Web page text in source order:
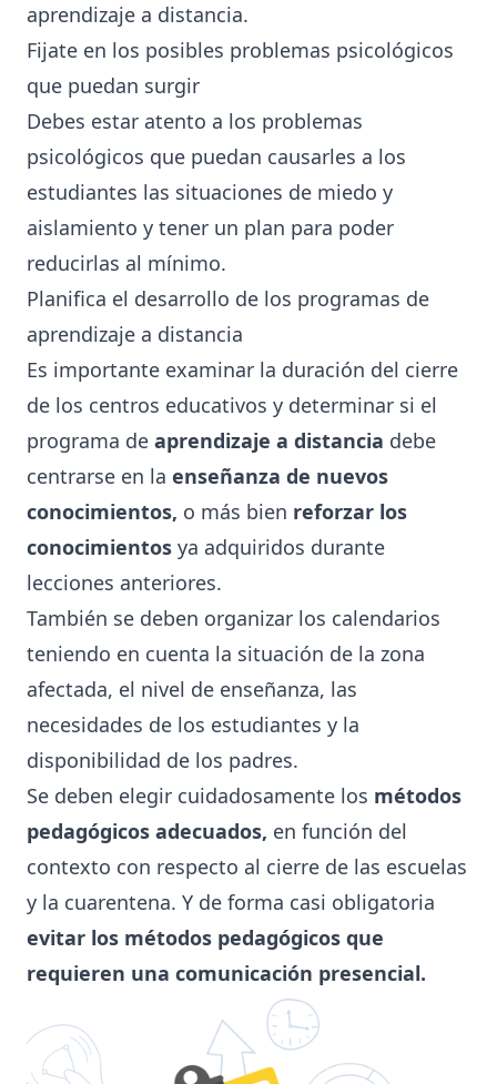
aprendizaje a distancia.
Fijate en los posibles problemas psicológicos
que puedan surgir
Debes estar atento a los problemas
psicológicos que puedan causarles a los
estudiantes las situaciones de miedo y
aislamiento y tener un plan para poder
reducirlas al mínimo.
Planifica el desarrollo de los programas de
aprendizaje a distancia
Es importante examinar la duración del cierre
de los centros educativos y determinar si el
programa de aprendizaje a distancia debe
centrarse en la enseñanza de nuevos
conocimientos, o más bien reforzar los
conocimientos ya adquiridos durante
lecciones anteriores.
También se deben organizar los calendarios
teniendo en cuenta la situación de la zona
afectada, el nivel de enseñanza, las
necesidades de los estudiantes y la
disponibilidad de los padres.
Se deben elegir cuidadosamente los métodos
pedagógicos adecuados, en función del
contexto con respecto al cierre de las escuelas
y la cuarentena. Y de forma casi obligatoria
evitar los métodos pedagógicos que
requieren una comunicación presencial.